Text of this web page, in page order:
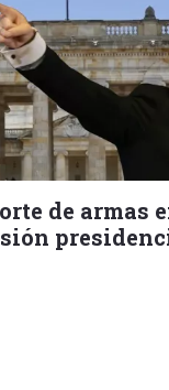
de armas